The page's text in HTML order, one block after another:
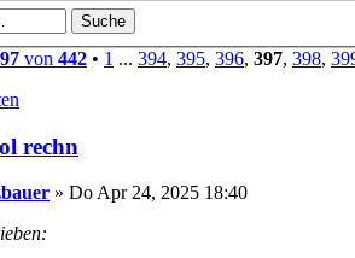
von 442 • 1 ... 394, 395, 396, 397, 398,
rechn
» Do Apr 24, 2025 18:40